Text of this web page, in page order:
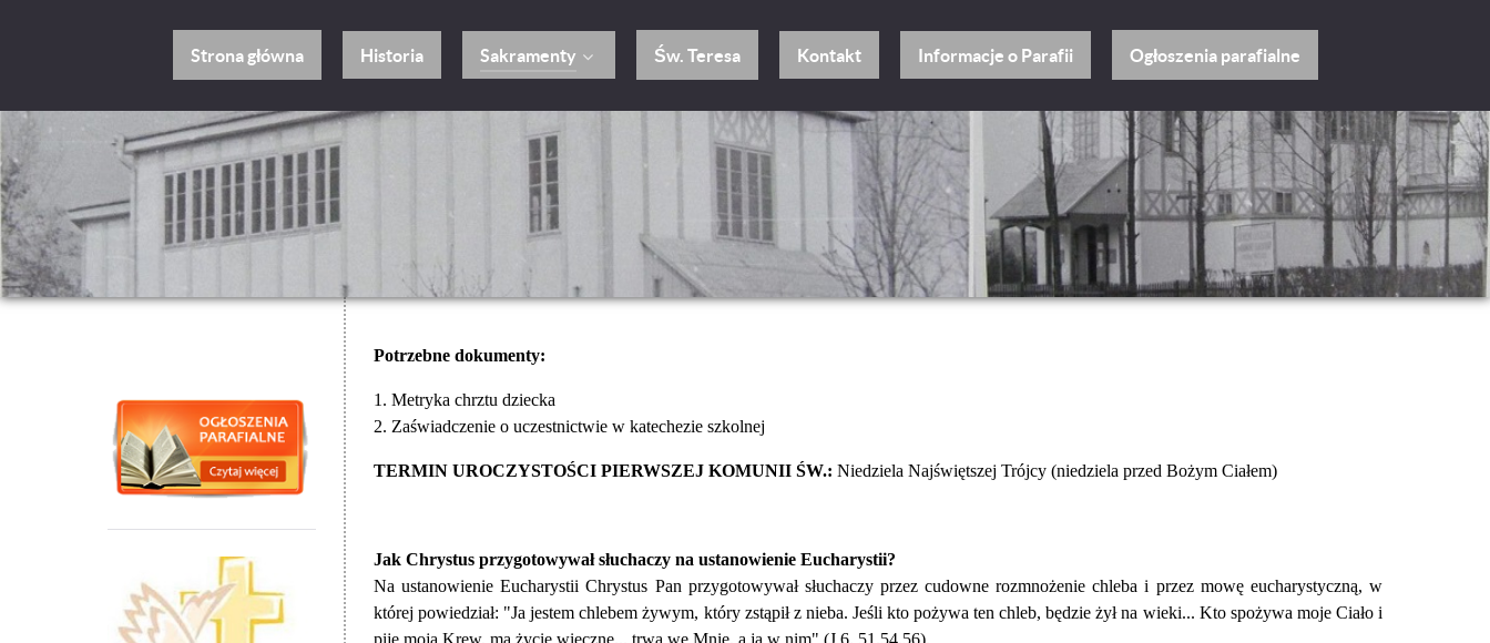
Strona główna Historia Sakramenty Św. Teresa Kontakt Informacje o Parafii Ogłoszenia parafialne
Potrzebne dokumenty:
1. Metryka chrztu dziecka
2. Zaświadczenie o uczestnictwie w katechezie szkolnej
TERMIN UROCZYSTOŚCI PIERWSZEJ KOMUNII ŚW.: Niedziela Najświętszej Trójcy (niedziela przed Bożym Ciałem)
Jak Chrystus przygotowywał słuchaczy na ustanowienie Eucharystii?
Na ustanowienie Eucharystii Chrystus Pan przygotowywał słuchaczy przez cudowne rozmnożenie chleba i przez mowę eucharystyczną, w
której powiedział: "Ja jestem chlebem żywym, który zstąpił z nieba. Jeśli kto pożywa ten chleb, będzie żył na wieki... Kto spożywa moje Ciało i
pije moją Krew, ma życie wieczne... trwa we Mnie, a ja w nim" (J 6, 51.54.56).